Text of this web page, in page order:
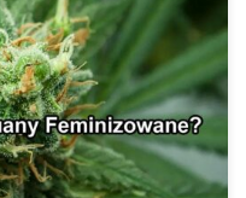
była pewnego rodzaju […]